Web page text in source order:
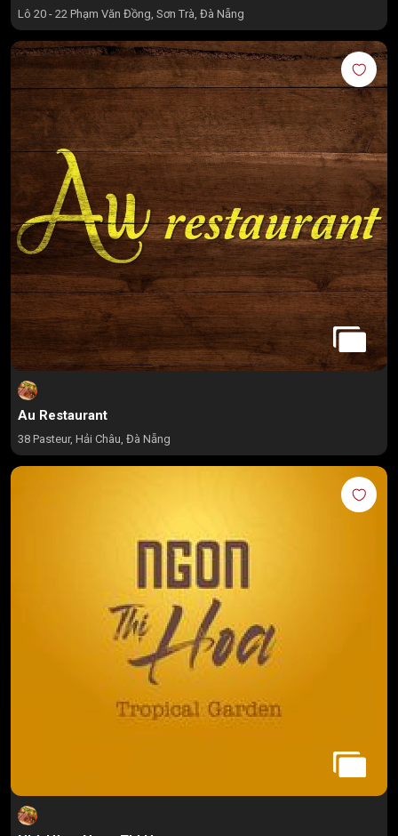
Lô 20 - 22 Phạm Văn Đồng, Sơn Trà, Đà Nẵng
Au Restaurant
38 Pasteur, Hải Châu, Đà Nẵng